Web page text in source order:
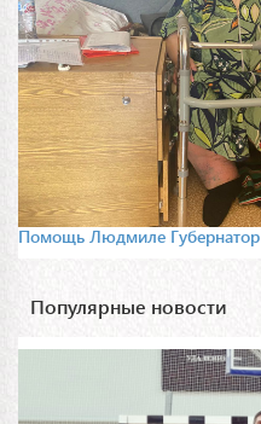
Помощь Людмиле Губернатор
Популярные новости